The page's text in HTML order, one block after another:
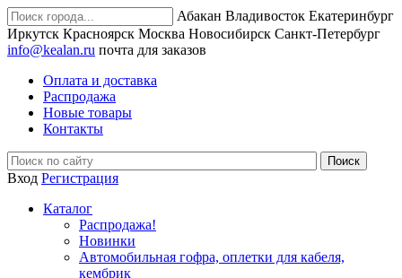
Абакан Владивосток Екатеринбург
Иркутск Красноярск Москва Новосибирск Санкт-Петербург
info@kealan.ru почта для заказов
Оплата и доставка
Распродажа
Новые товары
Контакты
Вход Регистрация
Каталог
Распродажа!
Новинки
Автомобильная гофра, оплетки для кабеля,
кембрик